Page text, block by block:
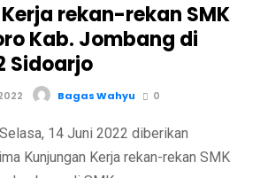
rekan-rekan SMK
Kab. Jombang di
Sidoarjo
Bagas Wahyu 0
14 Juni 2022 diberikan
Kunjungan Kerja rekan-rekan SMK